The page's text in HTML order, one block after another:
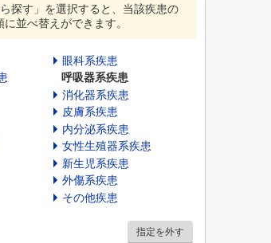
ら探す」を選択すると、当該疾患の
並べ替えができます。
眼科系疾患
呼吸器系疾患
消化器系疾患
皮膚系疾患
内分泌系疾患
女性生殖器系疾患
新生児系疾患
外傷系疾患
その他疾患
指定を外す